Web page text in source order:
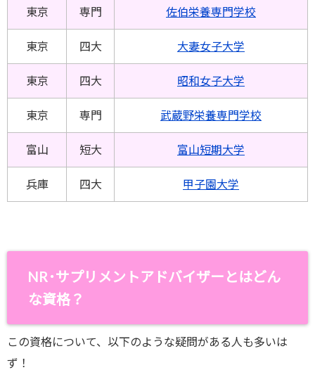
東京 専門 佐伯栄養専門学校
東京 四大 大妻女子大学
東京 四大 昭和女子大学
東京 専門 武蔵野栄養専門学校
富山 短大 富山短期大学
兵庫 四大 甲子園大学
NR･サプリメントアドバイザーとはどん
な資格？
この資格について、以下のような疑問がある人も多いは
ず！